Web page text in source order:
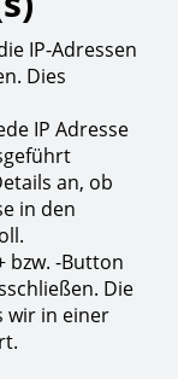
IP-Adressen
Dies
IP Adresse
an, ob
in den
bzw. -Button
Die
wir in einer